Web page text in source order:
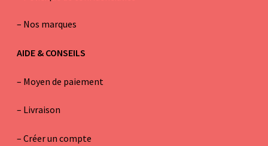
– Nos marques
AIDE & CONSEILS
– Moyen de paiement
– Livraison
– Créer un compte